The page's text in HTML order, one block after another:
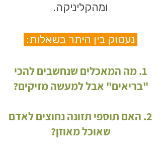
ומהקליניקה.
נעסוק בין היתר בשאלות:
1. מה המאכלים שנחשבים להכי
"בריאים" אבל למעשה מזיקים?
2. האם תוספי תזונה נחוצים לאדם
שאוכל מאוזן?